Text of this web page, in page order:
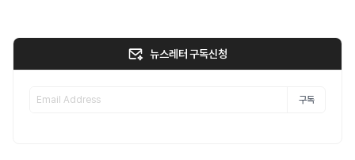
뉴스레터 구독신청
구독